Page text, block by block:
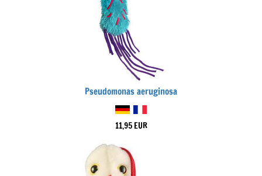
Pseudomonas aeruginosa
11,95 EUR